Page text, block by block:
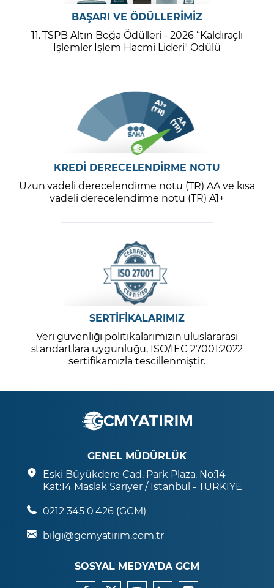
BAŞARI VE ÖDÜLLERİMİZ
11. TSPB Altın Boğa Ödülleri - 2026 “Kaldıraçlı
İşlemler İşlem Hacmi Lideri" Ödülü
KREDİ DERECELENDİRME NOTU
Uzun vadeli derecelendirme notu (TR) AA ve kısa
vadeli derecelendirme notu (TR) A1+
SERTİFİKALARIMIZ
Veri güvenliği politikalarımızın uluslararası
standartlara uygunluğu, ISO/IEC 27001:2022
sertifikamızla tescillenmiştir.
GENEL MÜDÜRLÜK
Eski Büyükdere Cad. Park Plaza. No:14
Kat:14 Maslak Sarıyer / İstanbul - TÜRKİYE
0212 345 0 426 (GCM)
bilgi@gcmyatirim.com.tr
SOSYAL MEDYA’DA GCM